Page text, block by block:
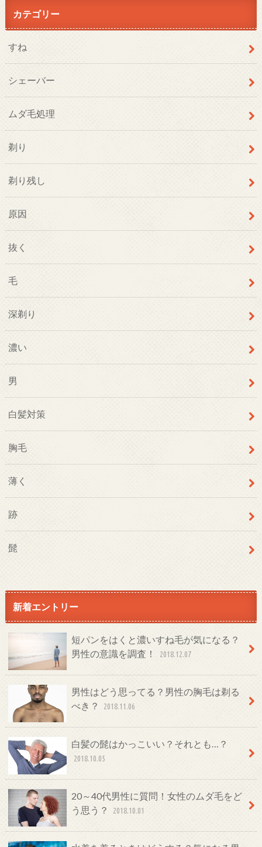
カテゴリー
すね
シェーバー
ムダ毛処理
剃り
剃り残し
原因
抜く
毛
深剃り
濃い
男
白髪対策
胸毛
薄く
跡
髭
新着エントリー
短パンをはくと濃いすね毛が気になる？
男性の意識を調査！
2018.12.07
男性はどう思ってる？男性の胸毛は剃る
べき？
2018.11.06
白髪の髭はかっこいい？それとも…？
2018.10.05
20～40代男性に質問！女性のムダ毛をど
う思う？
2018.10.01